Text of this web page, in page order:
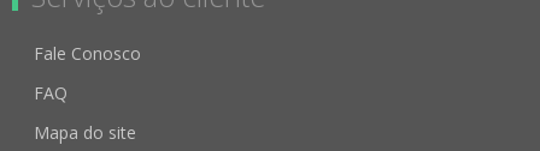
Fale Conosco
FAQ
Mapa do site